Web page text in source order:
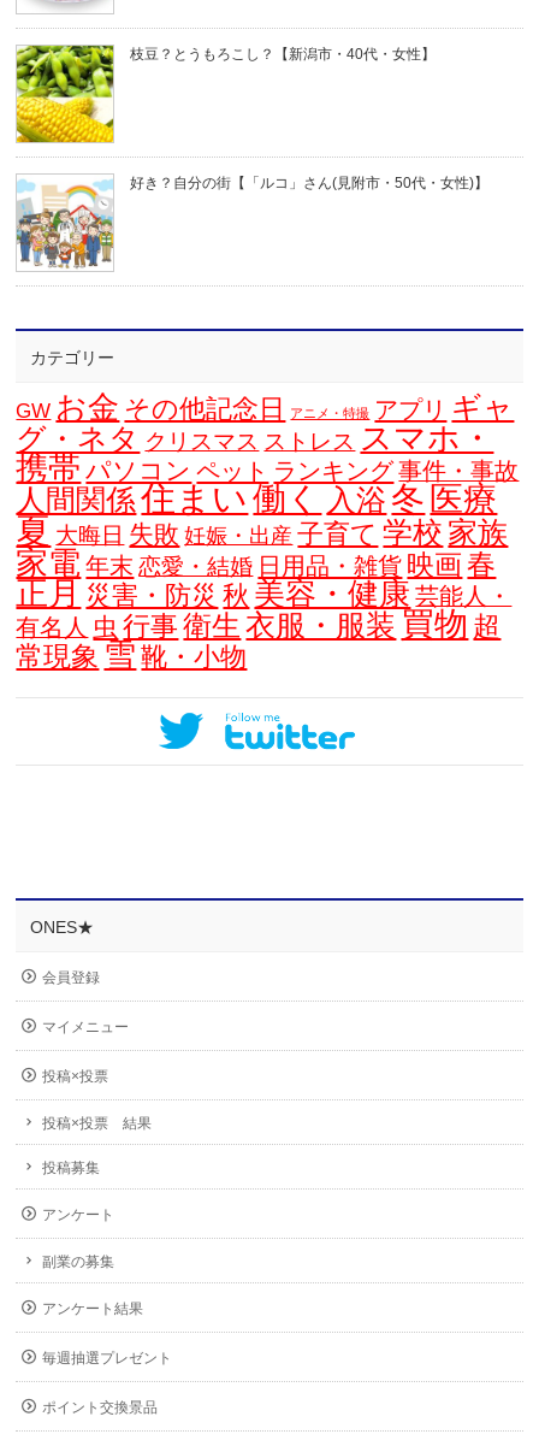
枝豆？とうもろこし？【新潟市・40代・女性】
好き？自分の街【「ルコ」さん(見附市・50代・女性)】
カテゴリー
GW お金 その他記念日 アニメ・特撮 アプリ ギャ
グ・ネタ クリスマス ストレス スマホ・
携帯 パソコン ペット ランキング事件・事故
人間関係住まい 働く 入浴 冬 医療
夏 大晦日 失敗 妊娠・出産 子育て 学校 家族
家電 年末 恋愛・結婚 日用品・雑貨 映画 春
正月 災害・防災 秋 美容・健康 芸能人・
有名人 虫 行事 衛生 衣服・服装 買物 超
常現象 雪 靴・小物
ONES★
会員登録
マイメニュー
投稿×投票
投稿×投票 結果
投稿募集
アンケート
副業の募集
アンケート結果
毎週抽選プレゼント
ポイント交換景品